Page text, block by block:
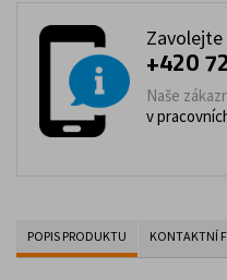
Zavolejte
+420
Naše
v
POPIS PRODUKTU KONTAKTNÍ